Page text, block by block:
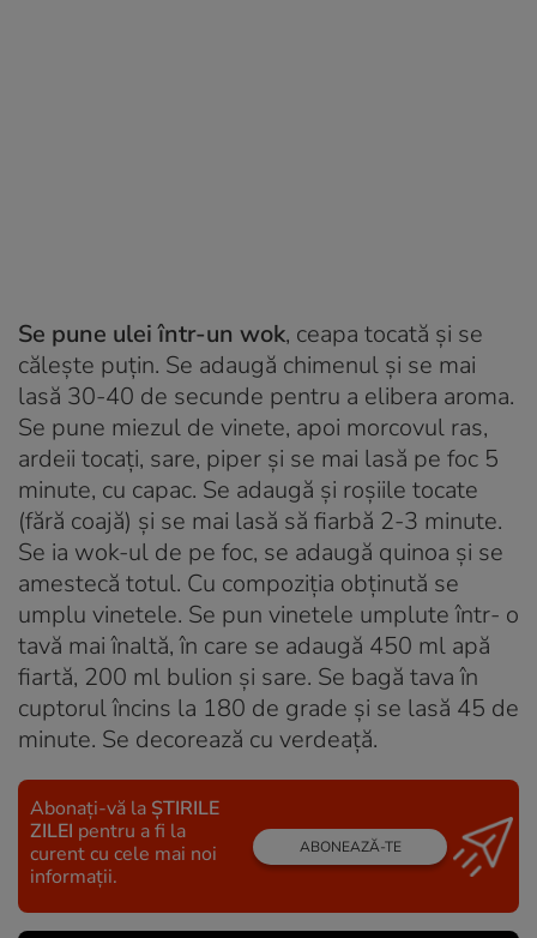
Se pune ulei într-un wok, ceapa tocată şi se
căleşte puţin. Se adaugă chimenul şi se mai
lasă 30-40 de secunde pentru a elibera aroma.
Se pune miezul de vinete, apoi morcovul ras,
ardeii tocaţi, sare, piper şi se mai lasă pe foc 5
minute, cu capac. Se adaugă şi roşiile tocate
(fără coajă) şi se mai lasă să fiarbă 2-3 minute.
Se ia wok-ul de pe foc, se adaugă quinoa şi se
amestecă totul. Cu compoziţia obţinută se
umplu vinetele. Se pun vinetele umplute într- o
tavă mai înaltă, în care se adaugă 450 ml apă
fiartă, 200 ml bulion şi sare. Se bagă tava în
cuptorul încins la 180 de grade şi se lasă 45 de
minute. Se decorează cu verdeaţă.
Abonați-vă la ȘTIRILE
ZILEI pentru a fi la
curent cu cele mai noi
informații.
ABONEAZĂ-TE